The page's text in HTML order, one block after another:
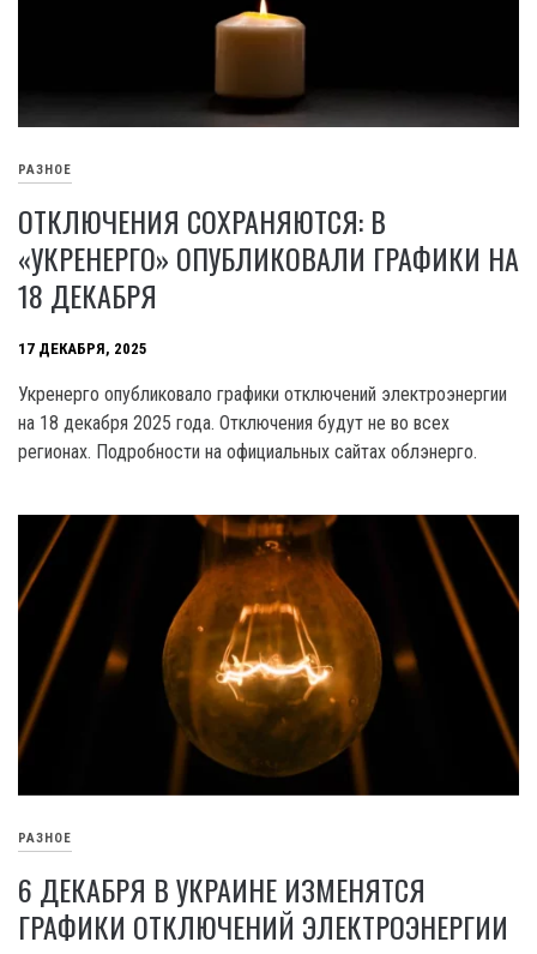
РАЗНОЕ
ОТКЛЮЧЕНИЯ СОХРАНЯЮТСЯ: В
«УКРЕНЕРГО» ОПУБЛИКОВАЛИ ГРАФИКИ НА
18 ДЕКАБРЯ
17 ДЕКАБРЯ, 2025
Укренерго опубликовало графики отключений электроэнергии
на 18 декабря 2025 года. Отключения будут не во всех
регионах. Подробности на официальных сайтах облэнерго.
РАЗНОЕ
6 ДЕКАБРЯ В УКРАИНЕ ИЗМЕНЯТСЯ
ГРАФИКИ ОТКЛЮЧЕНИЙ ЭЛЕКТРОЭНЕРГИИ